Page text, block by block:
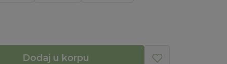
Dodaj u korpu